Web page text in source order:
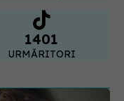
1401
URMĂRITORI